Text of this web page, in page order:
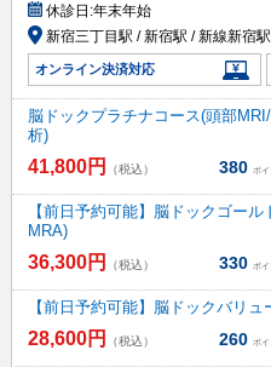
休診日:年末年始
新宿三丁目駅 / 新宿駅 / 新線新宿
オンライン決済対応
脳ドックプラチナコース(頭部
析)
41,800円 （税込） 380 ポイ
【前日予約可能】脳ドックゴー
MRA)
36,300円 （税込） 330 ポイ
【前日予約可能】脳ドックバリ
28,600円 （税込） 260 ポイ